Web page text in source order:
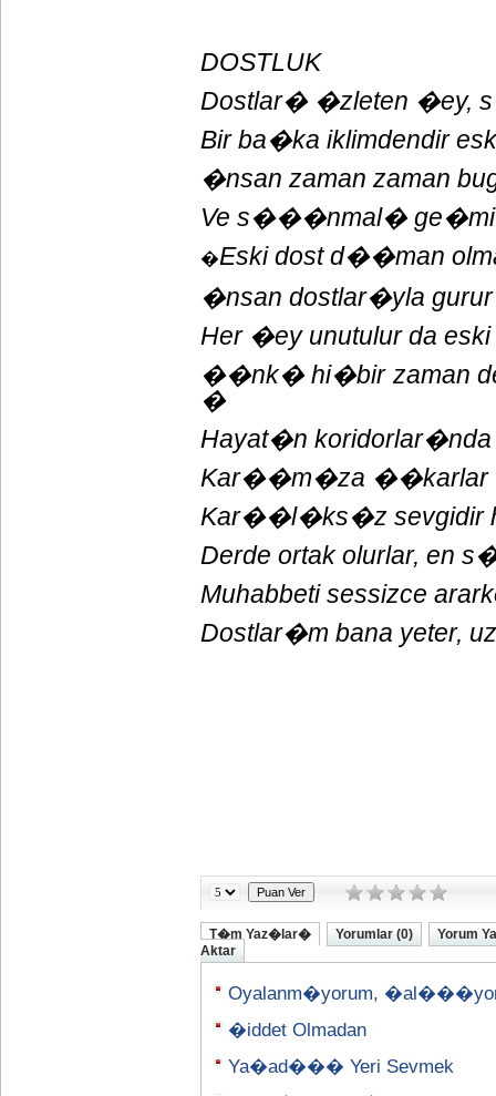
DOSTLUK
Dostlar� �zleten �ey,
Bir ba�ka iklimdendir
�nsan zaman zaman
Ve s���nmal�
�Eski dost d��man
�nsan dostlar�yla gurur
Her �ey unutulur da
��nk� hi�bir zaman
�
Hayat�n
Kar��m�za ��karlar
Kar��l�ks�z sevgidir
Derde ortak olurlar, en
Muhabbeti sessizce
Dostlar�m bana yeter,
T�m Yaz�lar� Yorumlar (0)
Yorum
Aktar
Oyalanm�yorum,
�iddet Olmadan
Ya�ad��� Yeri Sevmek